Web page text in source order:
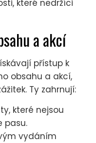
které nedržíci
a akcí
přístup k
obsahu a akcí,
Ty zahrnují:
které nejsou
pasu.
vydáním